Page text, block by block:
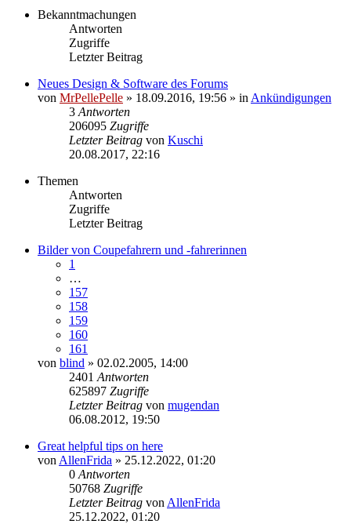
Bekanntmachungen
Antworten
Zugriffe
Letzter Beitrag
Neues Design & Software des Forums
von MrPellePelle » 18.09.2016, 19:56 » in Ankündigungen
3 Antworten
206095 Zugriffe
Letzter Beitrag von Kuschi
20.08.2017, 22:16
Themen
Antworten
Zugriffe
Letzter Beitrag
Bilder von Coupefahrern und -fahrerinnen
1
…
157
158
159
160
161
von blind » 02.02.2005, 14:00
2401 Antworten
625897 Zugriffe
Letzter Beitrag von mugendan
06.08.2012, 19:50
Great helpful tips on here
von AllenFrida » 25.12.2022, 01:20
0 Antworten
50768 Zugriffe
Letzter Beitrag von AllenFrida
25.12.2022, 01:20